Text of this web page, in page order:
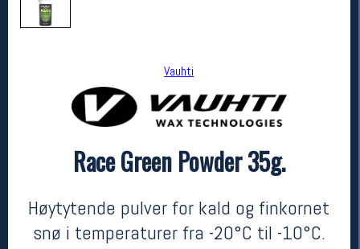
Vauhti
Race Green Powder 35g.
Høytytende pulver for kald og finkornet
snø i temperaturer fra -20°C til -10°C.
Vauhti
kr 1299